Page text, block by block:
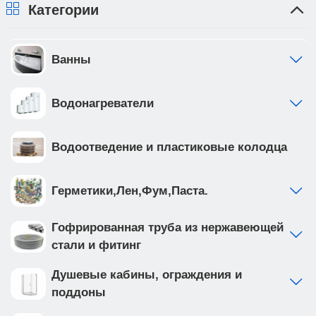
Категории
Ванны
Водонагреватели
Водоотведение и пластиковые колодца
Герметики,Лен,Фум,Паста.
Гофрированная труба из нержавеющей
стали и фитинг
Душевые кабины, ограждения и
поддоны